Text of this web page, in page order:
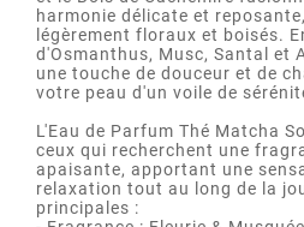
harmonie délicate et
légèrement floraux et boisés.
d'Osmanthus, Musc, Santal et
une touche de douceur et de
votre peau d'un voile de
L'Eau de Parfum Thé Matcha
ceux qui recherchent une
apaisante, apportant une
relaxation tout au long de la
principales :